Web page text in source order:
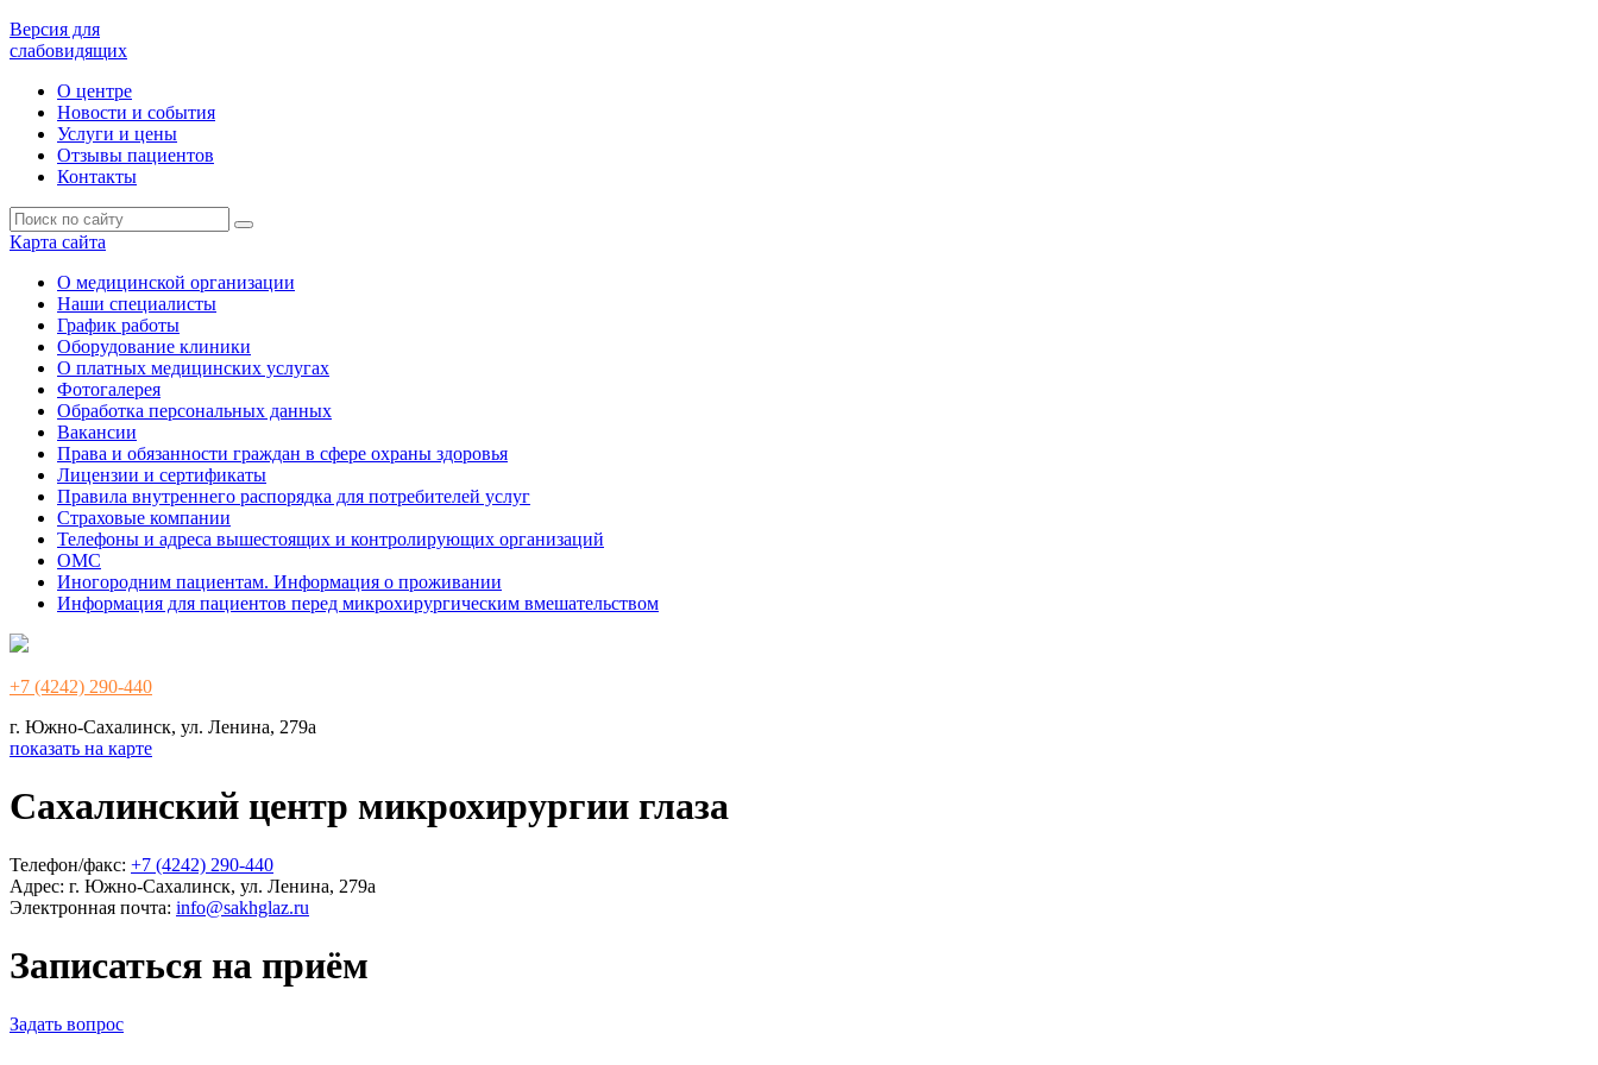
Версия для
слабовидящих
О центре
Новости и события
Услуги и цены
Отзывы пациентов
Контакты
Карта сайта
О медицинской организации
Наши специалисты
График работы
Оборудование клиники
О платных медицинских услугах
Фотогалерея
Обработка персональных данных
Вакансии
Права и обязанности граждан в сфере охраны здоровья
Лицензии и сертификаты
Правила внутреннего распорядка для потребителей услуг
Страховые компании
Телефоны и адреса вышестоящих и контролирующих организаций
ОМС
Иногородним пациентам. Информация о проживании
Информация для пациентов перед микрохирургическим вмешательством
+7 (4242) 290-440
г. Южно-Сахалинск, ул. Ленина, 279а
показать на карте
Сахалинский центр микрохирургии глаза
Телефон/факс: +7 (4242) 290-440
Адрес: г. Южно-Сахалинск, ул. Ленина, 279а
Электронная почта: info@sakhglaz.ru
Записаться на приём
Задать вопрос